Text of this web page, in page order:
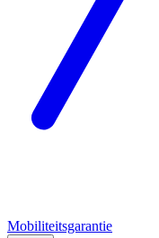
Mobiliteitsgarantie